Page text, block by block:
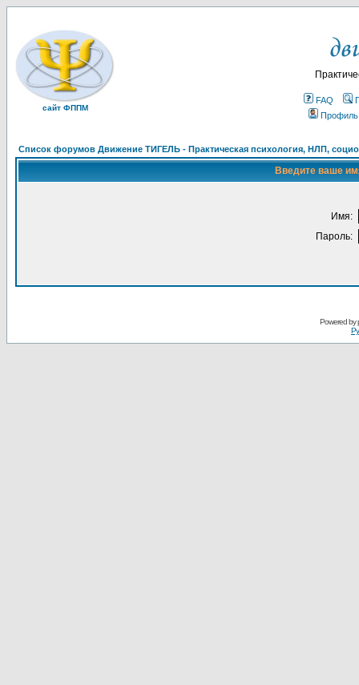
сайт ФППМ
FAQ
Профиль
Список форумов Движение ТИГЕЛЬ - Практическая психология, НЛП,
Введите ваше
Имя:
Пароль:
Powered by